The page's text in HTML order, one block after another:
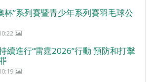
杯”系列賽暨青少年系列賽羽毛球公
續進行“雷霆2026”行動 預防和打擊